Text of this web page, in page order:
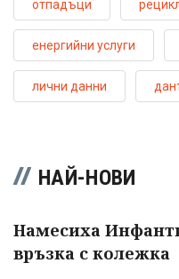
отпадъци
енергийни услуги
лични данни
НАЙ-НОВИ
Намесиха
връзка с колежка